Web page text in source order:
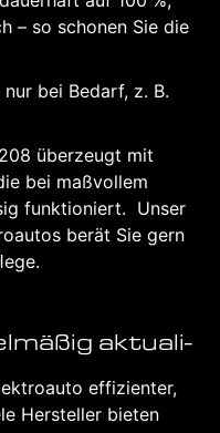
– so scho­nen Sie die
bei Bedarf, z. B.
über­zeugt mit
bei maß­vol­lem
funk­tio­niert. Unser
berät Sie gern
aktua­li­
effi­zi­en­ter,
Her­stel­ler bie­ten